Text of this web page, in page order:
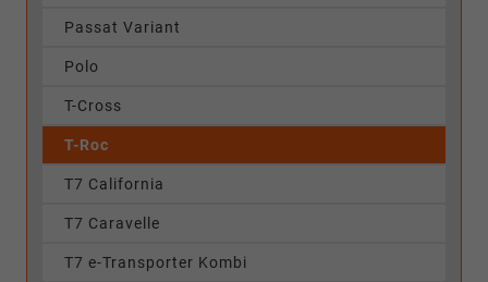
Passat Variant
Polo
T-Cross
T-Roc
T7 California
T7 Caravelle
T7 e-Transporter Kombi